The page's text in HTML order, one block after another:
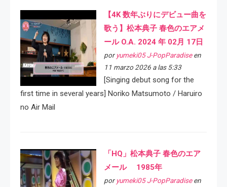
【4K 数年ぶりにデビュー曲を
歌う】松本典子 春色のエアメ
ール O.A. 2024 年 02月 17日
por yumeki05 J-PopParadiseen
11 marzo 2026 a las 5:33
[Singing debut song for the
first time in several years] Noriko Matsumoto / Haruiro
no Air Mail
「HQ」松本典子 春色のエア
メール 1985年
por yumeki05 J-PopParadiseen